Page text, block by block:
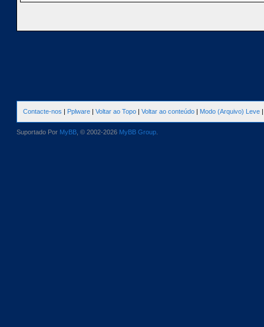
Contacte-nos | Pplware | Voltar ao Topo | Voltar ao conteúdo | Modo (Arquivo) Leve
Suportado Por MyBB , © 2002-2026 MyBB Group